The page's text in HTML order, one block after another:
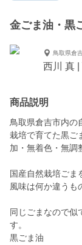
金ごま油・黒
鳥取県倉
西川 真
商品説明
鳥取県倉吉市内の
栽培で育てた黒ご
加・無着色・無調
国産自然栽培ごま
風味は何か違うも
同じごまなので似
す。
黒ごま油